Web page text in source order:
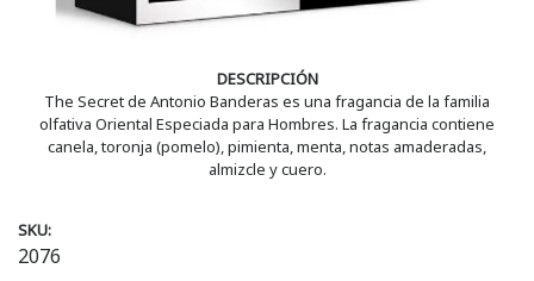
DESCRIPCIÓN
The Secret de Antonio Banderas es una fragancia de la familia
olfativa Oriental Especiada para Hombres. La fragancia contiene
canela, toronja (pomelo), pimienta, menta, notas amaderadas,
almizcle y cuero.
SKU:
2076